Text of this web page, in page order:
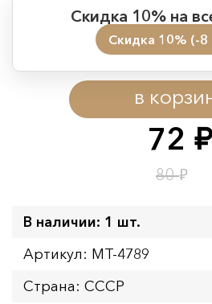
72 руб.
80₽
в
Скидка 10% на
Скидка 10% (-8
Период действия акции:
Начало:
Окончание:
Время до окончания:
В наличии: 1 шт.
Артикул: MT-4789
Страна: СССР